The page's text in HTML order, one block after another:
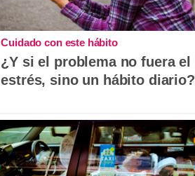
Cuidado con este hábito
¿Y si el problema no fuera el
estrés, sino un hábito diario?